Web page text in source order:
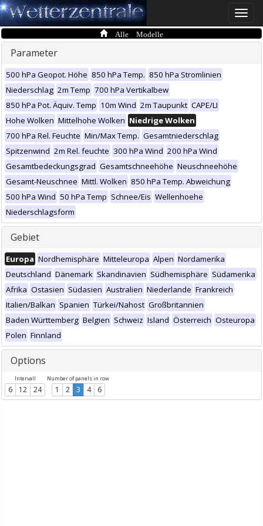
Toggle
Alle Modelle
Parameter
500 hPa Geopot. Höhe 850 hPa Temp. 850 hPa Stromlinien
Niederschlag 2m Temp 700 hPa Vertikalbew
850 hPa Pot. Äquiv. Temp 10m Wind 2m Taupunkt CAPE/LI
Hohe Wolken Mittelhohe Wolken Niedrige Wolken
700 hPa Rel. Feuchte Min/Max Temp. Gesamtniederschlag
Spitzenwind 2m Rel. feuchte 300 hPa Wind 200 hPa Wind
Gesamtbedeckungsgrad Gesamtschneehöhe Neuschneehöhe
Gesamt-Neuschnee Mittl. Wolken 850 hPa Temp. Abweichung
500 hPa Wind 50 hPa Temp Schnee/Eis Wellenhoehe
Niederschlagsform
Gebiet
Europa Nordhemisphäre Mitteleuropa Alpen Nordamerika
Deutschland Dänemark Skandinavien Südhemisphäre Südamerika
Afrika Ostasien Südasien Australien Niederlande Frankreich
Italien/Balkan Spanien Türkei/Nahost Großbritannien
Baden Württemberg Belgien Schweiz Island Österreich Osteuropa
Polen Finnland
Options
Intervall
6 12 24
Number of panels in row
1 2 3 4 6